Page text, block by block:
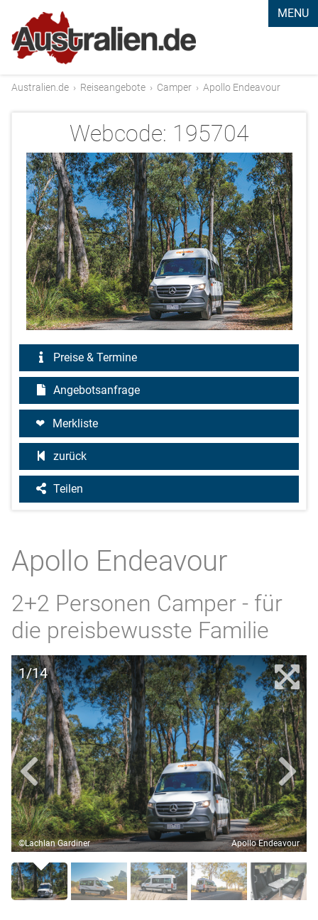
MENU
Australien.de › Reiseangebote › Camper › Apollo Endeavour
Webcode: 195704
Preise & Termine
Angebotsanfrage
Merkliste
zurück
Teilen
Apollo Endeavour
2+2 Personen Camper - für
die preisbewusste Familie
1/14
©Lachlan Gardiner Apollo Endeavour